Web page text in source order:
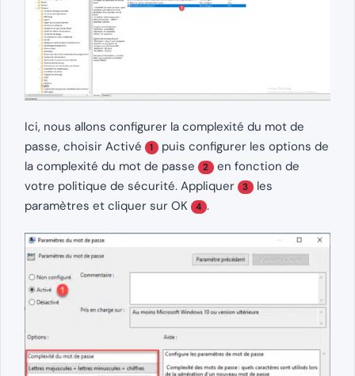
Ici, nous allons configurer la complexité du mot de
passe, choisir Activé
1 puis configurer les options de
la complexité du mot de passe
2 en fonction de
votre politique de sécurité. Appliquer
3 les
paramètres et cliquer sur OK
4 .